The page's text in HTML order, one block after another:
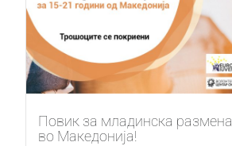
Повик за младинска размена
во Македонија!